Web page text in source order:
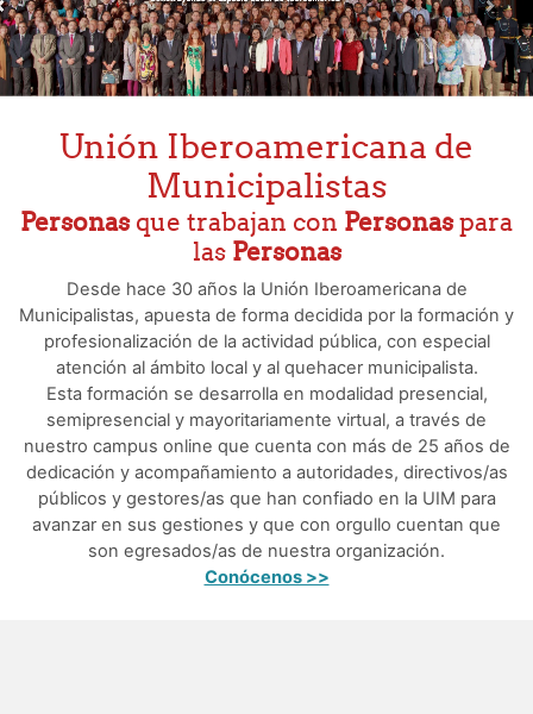
Unión Iberoamericana de
Municipalistas
Personasque trabajan con Personaspara
las Personas
Desde hace 30 años la Unión Iberoamericana de
Municipalistas, apuesta de forma decidida por la formación y
profesionalización de la actividad pública, con especial
atención al ámbito local y al quehacer municipalista.
Esta formación se desarrolla en modalidad presencial,
semipresencial y mayoritariamente virtual, a través de
nuestro campus online que cuenta con más de 25 años de
dedicación y acompañamiento a autoridades, directivos/as
públicos y gestores/as que han confiado en la UIM para
avanzar en sus gestiones y que con orgullo cuentan que
son egresados/as de nuestra organización.
Conócenos >>